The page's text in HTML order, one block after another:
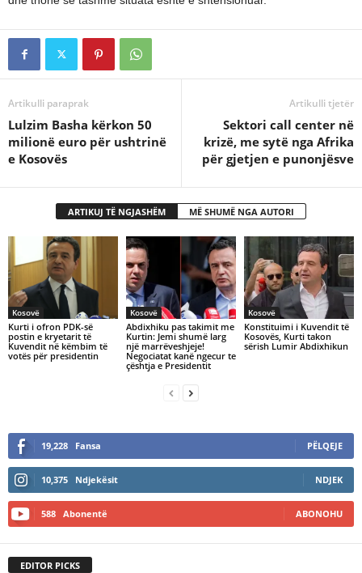
Artikulli paraprak
Lulzim Basha kërkon 50
milionë euro për ushtrinë
e Kosovës
Artikulli tjetër
Sektori call center në
krizë, me sytë nga Afrika
për gjetjen e punonjësve
ARTIKUJ TË NGJASHËM MË SHUMË NGA AUTORI
Kosovë
Kurti i ofron PDK-së
postin e kryetarit të
Kuvendit në këmbim të
votës për presidentin
Kosovë
Abdixhiku pas takimit me
Kurtin: Jemi shumë larg
një marrëveshjeje!
Negociatat kanë ngecur te
çështja e Presidentit
Kosovë
Konstituimi i Kuvendit të
Kosovës, Kurti takon
sërish Lumir Abdixhikun
19,228 Fansa PËLQEJE
10,375 Ndjekësit NDJEK
588 Abonentë ABONOHU
EDITOR PICKS